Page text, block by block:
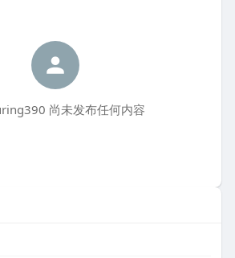
尚未发布任何内容